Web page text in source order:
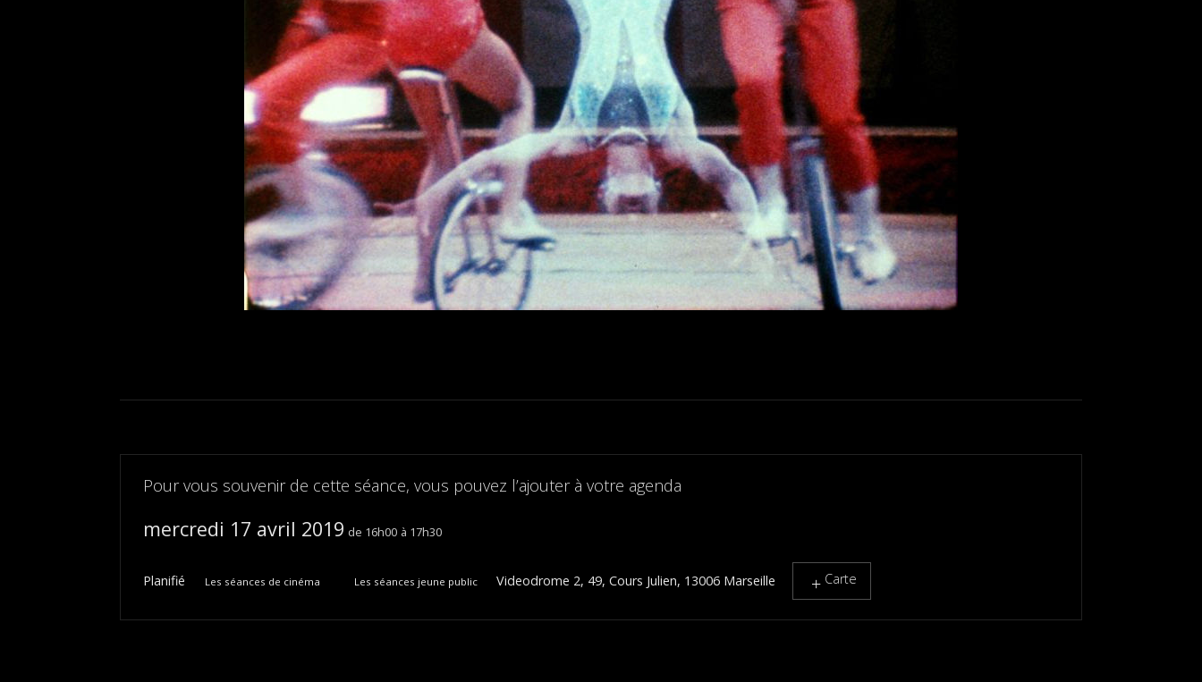
Pour vous souvenir de cette séance, vous pouvez l’ajouter à votre agenda
mercredi 17 avril 2019 16h00 17h30
Planifié Les séances de cinéma Les séances jeune public Videodrome 2, 49, Cours Julien, 13006 Marseille Carte